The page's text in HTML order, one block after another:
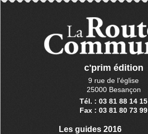
c'prim édition
9 rue de l'église
25000 Besançon
Tél. : 03 81 88 14 15
Fax : 03 81 80 73 99
Les guides 2016